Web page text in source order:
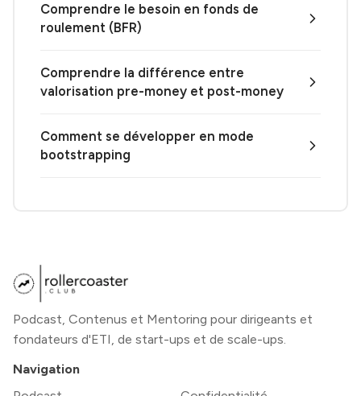
Comprendre le besoin en fonds de
roulement (BFR)
Comprendre la différence entre
valorisation pre-money et post-money
Comment se développer en mode
bootstrapping
Podcast, Contenus et Mentoring pour dirigeants et
fondateurs d'ETI, de start-ups et de scale-ups.
Navigation